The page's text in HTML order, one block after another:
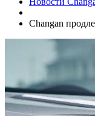
Changan